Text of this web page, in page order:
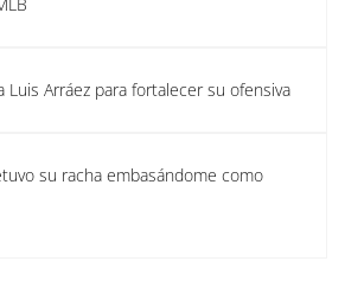
Luis Arráez para fortalecer su ofensiva
su racha embasándome como